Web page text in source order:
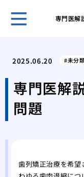
専門医解
2025.06.20 未分
専門医解
問題
歯列矯正治療を希